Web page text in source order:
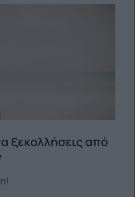
ξεκολλήσεις από